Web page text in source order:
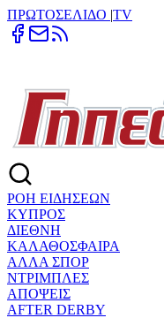
ΠΡΩΤΟΣΕΛΙΔΟ |TV
ΡΟΗ ΕΙΔΗΣΕΩΝ
ΚΥΠΡΟΣ
ΔΙΕΘΝΗ
ΚΑΛΑΘΟΣΦΑΙΡΑ
ΑΛΛΑ ΣΠΟΡ
ΝΤΡΙΜΠΛΕΣ
ΑΠΟΨΕΙΣ
AFTER DERBY